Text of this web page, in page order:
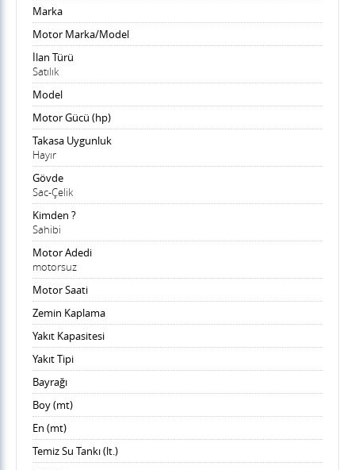
Marka
Motor Marka/Model
İlan Türü
Satılık
Model
Motor Gücü (hp)
Takasa Uygunluk
Hayır
Gövde
Sac-Çelik
Kimden ?
Sahibi
Motor Adedi
motorsuz
Motor Saati
Zemin Kaplama
Yakıt Kapasitesi
Yakıt Tipi
Bayrağı
Boy (mt)
En (mt)
Temiz Su Tankı (lt.)